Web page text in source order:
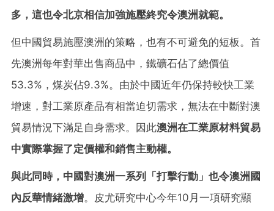
多，這也令北京相信加強施壓終究令澳洲就範。
但中國貿易施壓澳洲的策略，也有不可避免的短板。首
先澳洲每年對華出售商品中，鐵礦石佔了總價值
53.3%，煤炭佔9.3%。由於中國近年仍保持較快工業
增速，對工業原產品有相當迫切需求，無法在中斷對澳
貿易情況下滿足自身需求。因此澳洲在工業原材料貿易
中實際掌握了定價權和銷售主動權。
與此同時，中國對澳洲一系列「打擊行動」也令澳洲國
內反華情緒激增。皮尤研究中心今年10月一項研究顯